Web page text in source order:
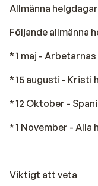
Allmänna
Följande allmänna
* 1 maj -
* 15 augusti - Kristi
* 12 Oktober -
* 1 November - Alla
Viktigt att veta